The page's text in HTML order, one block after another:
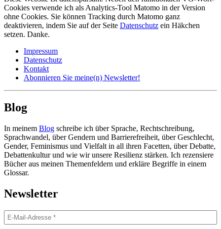
Cookies verwende ich als Analytics-Tool Matomo in der Version
ohne Cookies. Sie können Tracking durch Matomo ganz
deaktivieren, indem Sie auf der Seite Datenschutz ein Häkchen
setzen. Danke.
Impressum
Datenschutz
Kontakt
Abonnieren Sie meine(n) Newsletter!
Blog
In meinem Blog schreibe ich über Sprache, Rechtschreibung,
Sprachwandel, über Gendern und Barrierefreiheit, über Geschlecht,
Gender, Feminismus und Vielfalt in all ihren Facetten, über Debatte,
Debattenkultur und wie wir unsere Resilienz stärken. Ich rezensiere
Bücher aus meinen Themenfeldern und erkläre Begriffe in einem
Glossar.
Newsletter